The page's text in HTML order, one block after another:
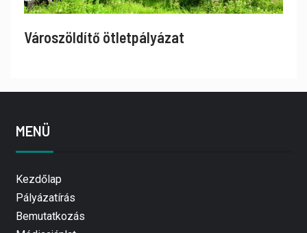
Városzöldítő ötletpályázat
MENÜ
Kezdőlap
Pályázatírás
Bemutatkozás